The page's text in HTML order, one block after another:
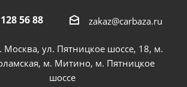
56 88 zakaz@carbaza.ru
Москва, ул. Пятницкое шоссе, 18, м.
м. Митино, м. Пятницкое
шоссе